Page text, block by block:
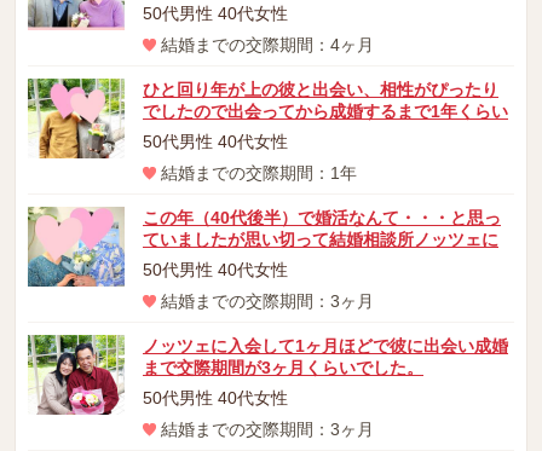
50代男性 40代女性
結婚までの交際期間：4ヶ月
ひと回り年が上の彼と出会い、相性がぴったり
でしたので出会ってから成婚するまで1年くらい
50代男性 40代女性
結婚までの交際期間：1年
この年（40代後半）で婚活なんて・・・と思っ
ていましたが思い切って結婚相談所ノッツェに
50代男性 40代女性
結婚までの交際期間：3ヶ月
ノッツェに入会して1ヶ月ほどで彼に出会い成婚
まで交際期間が3ヶ月くらいでした。
50代男性 40代女性
結婚までの交際期間：3ヶ月